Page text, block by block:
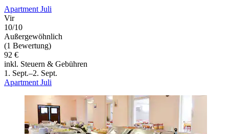
Apartment Juli
Vir
10/10
Außergewöhnlich
(1 Bewertung)
92 €
inkl. Steuern & Gebühren
1. Sept.–2. Sept.
Apartment Juli